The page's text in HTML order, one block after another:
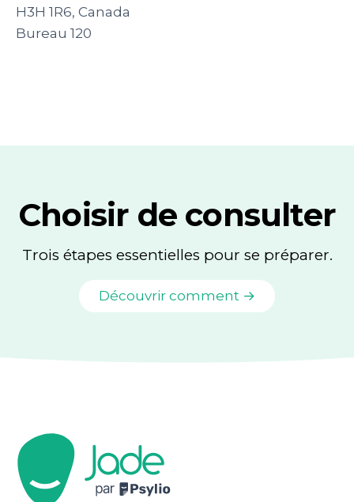
H3H 1R6, Canada
Bureau 120
Choisir de consulter
Trois étapes essentielles pour se préparer.
Découvrir comment →